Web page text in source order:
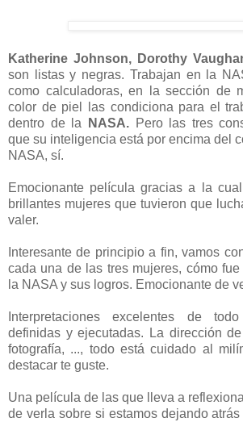
Katherine Johnson, Dorothy
son listas y negras. Trabajan en la
como calculadoras, en la sección de
color de piel las condiciona para el
dentro de la
NASA.Pero las tres
que su inteligencia está por encima del
NASA, sí.
Emocionante película gracias a la
brillantes mujeres que tuvieron que
valer.
Interesante de principio a fin, vamos
cada una de las tres mujeres, cómo
la NASA y sus logros. Emocionante de
Interpretaciones excelentes de
definidas y ejecutadas. La dirección
fotografía, ..., todo está cuidado al
destacar te guste.
Una película de las que lleva a
de verla sobre si estamos dejando